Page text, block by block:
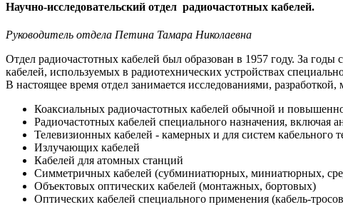
Научно-исследовательский отдел радиочастотных кабелей.
Руководитель отдела Петина Тамара Николаевна
Отдел радиочастотных кабелей был образован в 1957 году. За
кабелей, используемых в радиотехнических устройствах
В настоящее время отдел занимается исследованиями,
Коаксиальных радиочастотных кабелей обычной и
Радиочастотных кабелей специального назначения, включая
Телевизионных кабелей - камерных и для систем кабельного
Излучающих кабелей
Кабелей для атомных станций
Симметричных кабелей (субминиатюрных, миниатюрных,
Объектовых оптических кабелей (монтажных, бортовых)
Оптических кабелей специального применения (кабель-